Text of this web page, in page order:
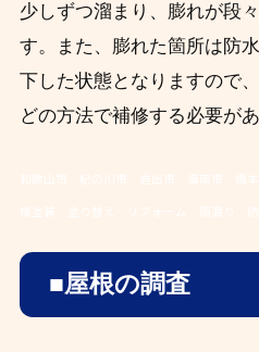
少しずつ溜まり、膨れが段
す。また、膨れた箇所は防
下した状態となりますので
どの方法で補修する必要があ
■屋根の調査